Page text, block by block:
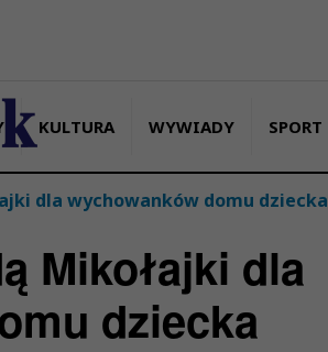
KULTURA WYWIADY SPORT
dla wychowanków domu dziecka
Mikołajki dla
dziecka